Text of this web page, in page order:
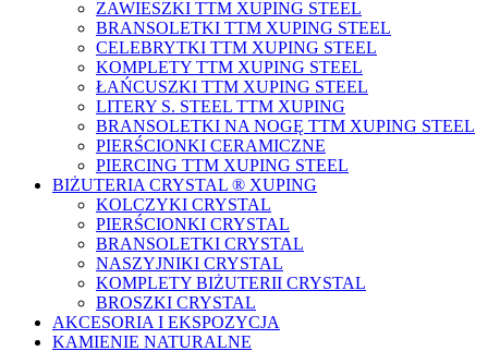
ZAWIESZKI TTM XUPING STEEL
BRANSOLETKI TTM XUPING STEEL
CELEBRYTKI TTM XUPING STEEL
KOMPLETY TTM XUPING STEEL
ŁAŃCUSZKI TTM XUPING STEEL
LITERY S. STEEL TTM XUPING
BRANSOLETKI NA NOGĘ TTM XUPING STEEL
PIERŚCIONKI CERAMICZNE
PIERCING TTM XUPING STEEL
BIŻUTERIA CRYSTAL ® XUPING
KOLCZYKI CRYSTAL
PIERŚCIONKI CRYSTAL
BRANSOLETKI CRYSTAL
NASZYJNIKI CRYSTAL
KOMPLETY BIŻUTERII CRYSTAL
BROSZKI CRYSTAL
AKCESORIA I EKSPOZYCJA
KAMIENIE NATURALNE